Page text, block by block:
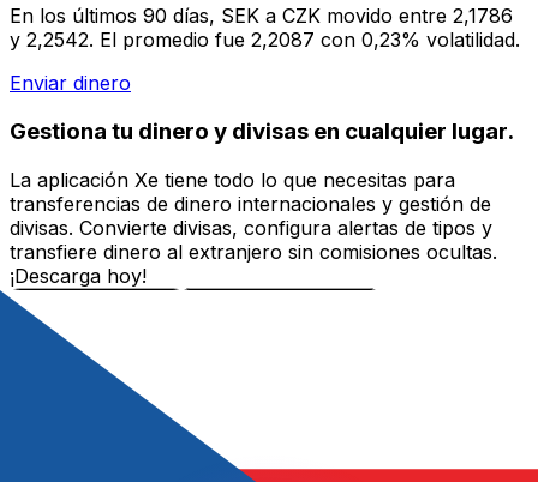
En los últimos 90 días, SEK a CZK movido entre 2,1786
y 2,2542. El promedio fue 2,2087 con 0,23% volatilidad.
Enviar dinero
Gestiona tu dinero y divisas en cualquier lugar.
La aplicación Xe tiene todo lo que necesitas para
transferencias de dinero internacionales y gestión de
divisas. Convierte divisas, configura alertas de tipos y
transfiere dinero al extranjero sin comisiones ocultas.
¡Descarga hoy!